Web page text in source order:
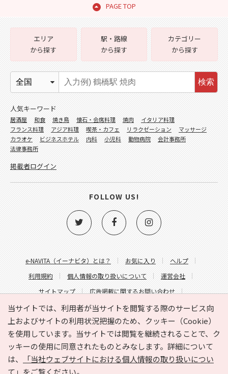
PAGE TOP
当サイトでは、利用者が当サイトを閲覧する際のサービス向
上およびサイトの利用状況把握のため、クッキー（Cookie）
を使用しています。当サイトでは閲覧を継続されることで、ク
ッキーの使用に同意されたものとみなします。詳細について
は、
「当社ウェブサイトにおける個人情報の取り扱いについ
て」 をご覧ください。
e-NAVITA（イーナビタ）とは？ お気に入り
ヘルプ
利用規約
個人情報の取り扱いについて
運営会社
サイトマップ
広告掲載に関するお問い合わせ
サイトの内容に関するお問い合わせ
エリア
から探す
駅・路線
から探す
カテゴリー
から探す
検索
人気キーワード
居酒屋 和食 焼き鳥 懐石・会席料理 焼肉
イタリア料理
フランス料理
アジア料理 喫茶・カフェ リラクゼーション
マッサージ
カラオケ
ビジネスホテル 内科 小児科 動物病院
会計事務所
法律事務所
掲載者ログイン
FOLLOW US!
Copyright © HYOJITO.Co.,Ltd. All Rights Reserved.